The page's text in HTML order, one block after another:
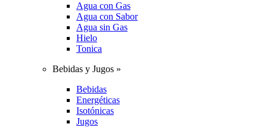
Agua con Gas
Agua con Sabor
Agua sin Gas
Hielo
Tonica
Bebidas y Jugos »
Bebidas
Energéticas
Isotónicas
Jugos